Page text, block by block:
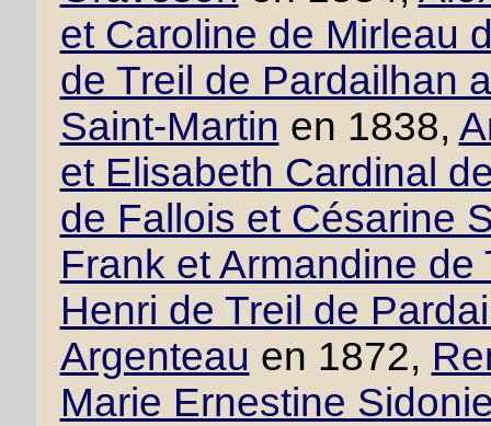
et Caroline de Mirleau
de Treil de Pardailhan
Saint-Martin en 1838,
et Elisabeth Cardinal
de Fallois et Césarine
Frank et Armandine
Henri de Treil de
Argenteau en 1872,
Marie Ernestine